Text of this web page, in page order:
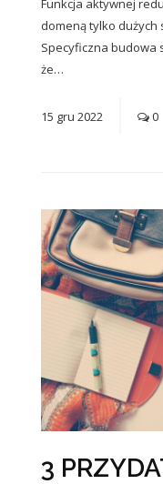
Funkcja aktywnej
domeną tylko dużych
Specyficzna budowa
że…
15 gru 2022 0
3